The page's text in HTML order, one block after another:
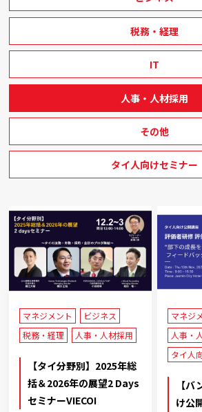
税務・経理
IT
人事・人材採用
その他
タイ人向けセミナー
マネジメント
ビジネス
税務・経理
人事・人材採用
【タイ分野別】2025年総
括＆2026年の展望2 Days
セミナーVIECOI
マネジ
人事・
タイ人
【
け公